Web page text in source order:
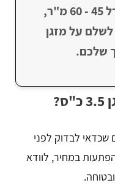
מתאים בעיקר לחלל בגודל 45 - 60 מ"ר,
לשלם על מזגן
שלכם.
לבדוק לפני
מהפתעות במחיר, לוודא